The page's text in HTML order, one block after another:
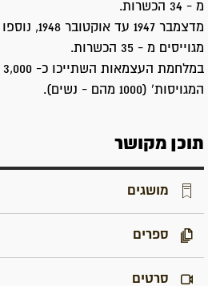
מ - 34 הכשרות.
מגוייסים מ - 35 הכשרות.
המגויסות’ (1000 מהם - נשים).
תוכן מקושר
מושגים
ספרים
סרטים